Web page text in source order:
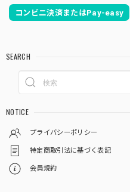
て感激してます！！また近
ございました。
2025/12/21
コンビニ決済またはPay-easy
SEARCH
NOTICE
プライバシーポリシー
特定商取引法に基づく表記
会員規約